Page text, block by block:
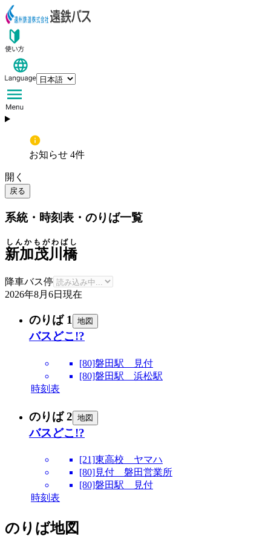
お知らせ 4件
開く
戻る
系統・時刻表・のりば一覧
新加茂川橋
しんかもがわばし
降車バス停
2026年8月6日 現在
のりば 1 地図
バスどこ!?
[80]磐田駅 見付
[80]磐田駅 浜松駅
時刻表
のりば 2 地図
バスどこ!?
[21]東高校 ヤマハ
[80]見付 磐田営業所
[80]磐田駅 見付
時刻表
のりば地図